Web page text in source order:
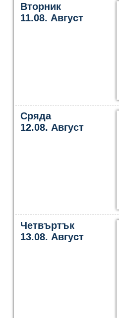
Вторник
11.08. Август
Сряда
12.08. Август
Четвъртък
13.08. Август